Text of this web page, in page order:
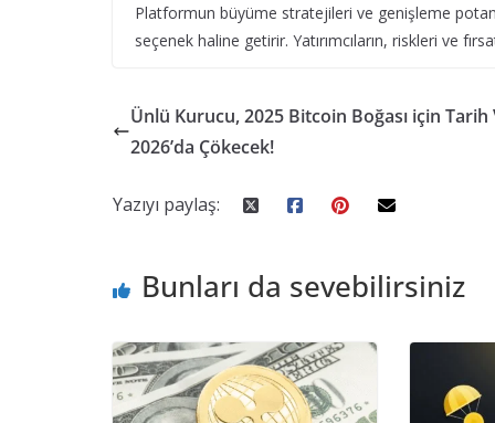
Platformun büyüme stratejileri ve genişleme
seçenek haline getirir. Yatırımcıların, riskleri ve
Ünlü Kurucu, 2025 Bitcoin Boğası için Tarih
2026’da Çökecek!
Yazıyı paylaş:
Bunları da sevebilirsiniz